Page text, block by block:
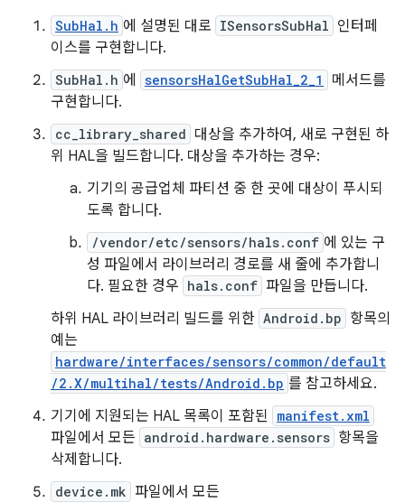
SubHal.h 에 설명된 대로 ISensorsSubHal 인터페
이스를 구현합니다.
SubHal.h 에 sensorsHalGetSubHal_2_1
메서드를
구현합니다.
cc_library_shared 대상을 추가하여, 새로 구현된 하
위 HAL을 빌드합니다. 대상을 추가하는 경우:
기기의 공급업체 파티션 중 한 곳에 대상이 푸시되
도록 합니다.
/vendor/etc/sensors/hals.conf 에 있는 구
성 파일에서 라이브러리 경로를 새 줄에 추가합니
다. 필요한 경우 hals.conf 파일을 만듭니다.
하위 HAL 라이브러리 빌드를 위한 Android.bp 항목의
예는
hardware/interfaces/sensors/common/default
/2.X/multihal/tests/Android.bp 를 참고하세요.
기기에 지원되는 HAL 목록이 포함된 manifest.xml
파일에서 모든 android.hardware.sensors 항목을
삭제합니다.
device.mk 파일에서 모든